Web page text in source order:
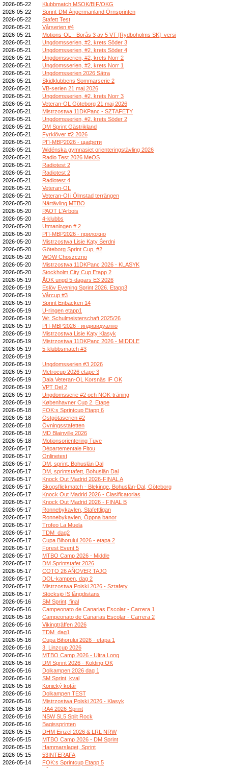
2026-05-22
Klubbmatch MSOK/BIF/OKG
2026-05-22
Sprint-DM Ångermanland Örnsprinten
2026-05-22
Stafett Test
2026-05-21
Vårserien #4
2026-05-21
Motions-OL - Borås 3 av 5 VT [Rydboholms SK]_versi
2026-05-21
Ungdomsserien, #2, krets Söder 3
2026-05-21
Ungdomsserien, #2, krets Söder 4
2026-05-21
Ungdomsserien, #2, krets Norr 2
2026-05-21
Ungdomsserien, #2, krets Norr 1
2026-05-21
Ungdomsserien 2026 Sätra
2026-05-21
Skidklubbens Sommarserie 2
2026-05-21
VB-serien 21 maj 2026
2026-05-21
Ungdomsserien, #2, krets Norr 3
2026-05-21
Veteran-OL Göteborg 21 maj 2026
2026-05-21
Mistrzostwa 11DKPanc - SZTAFETY
2026-05-21
Ungdomsserien, #2, krets Söder 2
2026-05-21
DM Sprint Gästrikland
2026-05-21
Fyrklöver #2 2026
2026-05-21
РП-МВР2026 - щафети
2026-05-21
Widénska gymnasiet orienteringstävling 2026
2026-05-21
Radio Test 2026 MeOS
2026-05-21
Radiotest 2
2026-05-21
Radiotest 2
2026-05-21
Radiotest 4
2026-05-21
Veteran-OL
2026-05-21
Veteran-Ol i Ölmstad terrängen
2026-05-20
Närtävling MTBO
2026-05-20
PAOT L'Arbois
2026-05-20
4-klubbs
2026-05-20
Utmaningen # 2
2026-05-20
РП-МВР2026 - приложно
2026-05-20
Mistrzostwa Lisie Kąty Śerdni
2026-05-20
Göteborg Sprint Cup, #2
2026-05-20
WOW Choszczno
2026-05-20
Mistrzostwa 11DKPanc 2026 - KLASYK
2026-05-20
Stockholm City Cup Etapp 2
2026-05-19
ÅOK ungd 5-dagars E3 2026
2026-05-19
Eslöv Evening Sprint 2026. Etapp3
2026-05-19
Vårcup #3
2026-05-19
Sprint Enbacken 14
2026-05-19
U-ringen etapp1
2026-05-19
Wr. Schulmeisterschaft 2025/26
2026-05-19
РП-МВР2026 - индивидуално
2026-05-19
Mistrzostwa Lisie Kąty Klasyk
2026-05-19
Mistrzostwa 11DKPanc 2026 - MIDDLE
2026-05-19
5-klubbsmatch #3
2026-05-19
2026-05-19
Ungdomsserien #3 2026
2026-05-19
Metrocup 2026 etape 3
2026-05-19
Dala Veteran-OL Korsnäs IF OK
2026-05-19
VPT Del 2
2026-05-19
Ungdomsserie #2 och NOK-träning
2026-05-19
Københavner Cup 2. Etape
2026-05-18
FOK:s Sprintcup Etapp 6
2026-05-18
Östgötaserien #2
2026-05-18
Övningsstafetten
2026-05-18
MD Blainville 2026
2026-05-18
Motionsorientering Tuve
2026-05-17
Départementale Fitou
2026-05-17
Onlinetest
2026-05-17
DM, sprint, Bohuslän Dal
2026-05-17
DM, sprintstafett, Bohuslän Dal
2026-05-17
Knock Out Madrid 2026-FINAL A
2026-05-17
Skogsflickmatch - Blekinge, Bohuslän-Dal, Göteborg
2026-05-17
Knock Out Madrid 2026 - Clasificatorias
2026-05-17
Knock Out Madrid 2026 - FINAL B
2026-05-17
Ronnebykavlen, Stafettligan
2026-05-17
Ronnebykavlen, Öppna banor
2026-05-17
Trofeo La Muela
2026-05-17
TDM_dag2
2026-05-17
Cupa Bihorului 2026 - etapa 2
2026-05-17
Forest Event 5
2026-05-17
MTBO Camp 2026 - Middle
2026-05-17
DM Sprintstafet 2026
2026-05-17
COTO 26 AÑOVER TAJO
2026-05-17
DOL-kampen, dag 2
2026-05-17
Mistrzostwa Polski 2026 - Sztafety
2026-05-17
Stöcksjö IS långdistans
2026-05-16
SM Sprint, final
2026-05-16
Campeonato de Canarias Escolar - Carrera 1
2026-05-16
Campeonato de Canarias Escolar - Carrera 2
2026-05-16
Vikingträffen 2026
2026-05-16
TDM_dag1
2026-05-16
Cupa Bihorului 2026 - etapa 1
2026-05-16
3. Linzcup 2026
2026-05-16
MTBO Camp 2026 - Ultra Long
2026-05-16
DM Sprint 2026 - Kolding OK
2026-05-16
Dolkampen 2026 dag 1
2026-05-16
SM Sprint, kval
2026-05-16
Konický kotár
2026-05-16
Dolkampen TEST
2026-05-16
Mistrzostwa Polski 2026 - Klasyk
2026-05-16
RA4 2026-Sprint
2026-05-16
NSW SL5 Split Rock
2026-05-16
Bagissprinten
2026-05-15
DHM Einzel 2026 & LRL NRW
2026-05-15
MTBO Camp 2026 - DM Sprint
2026-05-15
Hammarslaget, Sprint
2026-05-15
53INTERAFA
2026-05-14
FOK:s Sprintcup Etapp 5